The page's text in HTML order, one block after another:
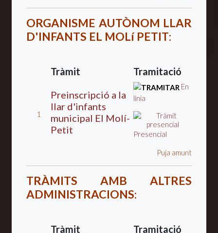
ORGANISME AUTÒNOM LLAR
D'INFANTS EL MOLí PETIT:
Tràmit Tramitació
1
Preinscripció a la
llar d'infants
municipal El Molí­
Petit
En
lí­nia
Presencial
Puja amunt
TRÀMITS AMB ALTRES
ADMINISTRACIONS:
Tràmit Tramitació